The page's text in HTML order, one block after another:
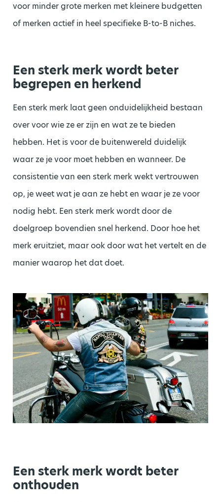
voor minder grote merken met kleinere budgetten
of merken actief in heel specifieke B-to-B niches.
Een sterk merk wordt beter
begrepen en herkend
Een sterk merk laat geen onduidelijkheid bestaan
over voor wie ze er zijn en wat ze te bieden
hebben. Het is voor de buitenwereld duidelijk
waar ze je voor moet hebben en wanneer. De
consistentie van een sterk merk wekt vertrouwen
op, je weet wat je aan ze hebt en waar je ze voor
nodig hebt. Een sterk merk wordt door de
doelgroep bovendien snel herkend. Door hoe het
merk eruitziet, maar ook door wat het vertelt en de
manier waarop het dat doet.
Een sterk merk wordt beter
onthouden